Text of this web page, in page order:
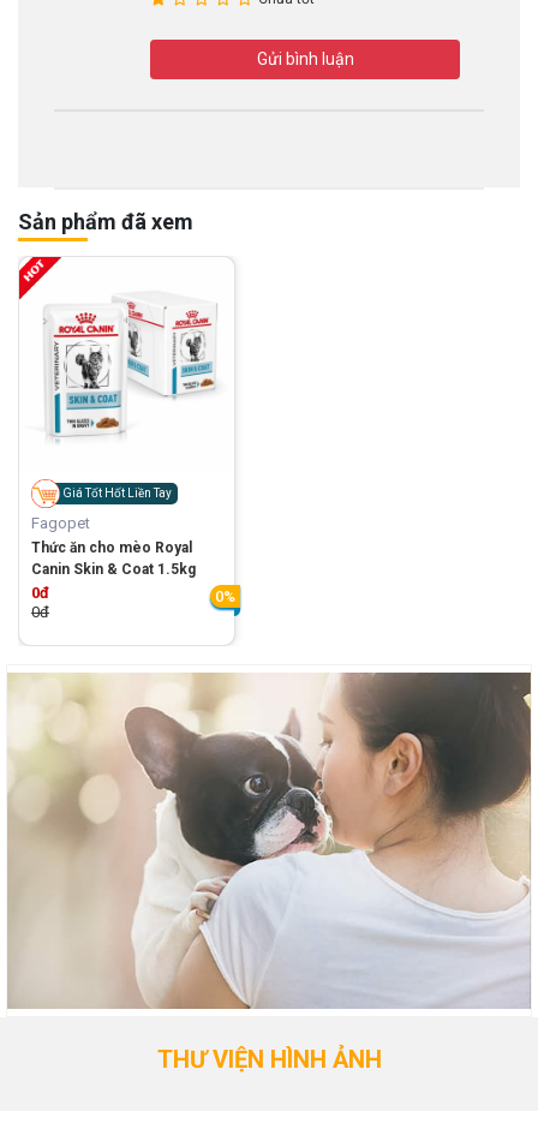
Gửi bình luận
Sản phẩm đã xem
Giá Tốt Hốt Liền Tay
Fagopet
Thức ăn cho mèo Royal
Canin Skin & Coat 1.5kg
0đ
0đ
0%
THƯ VIỆN HÌNH ẢNH